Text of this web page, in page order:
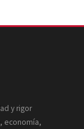
y rigor
economía,